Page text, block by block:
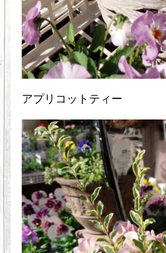
アプリコットティー